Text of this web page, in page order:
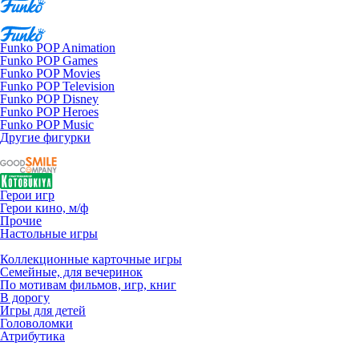
Funko POP Animation
Funko POP Games
Funko POP Movies
Funko POP Television
Funko POP Disney
Funko POP Heroes
Funko POP Music
Другие фигурки
Герои игр
Герои кино, м/ф
Прочие
Настольные игры
Коллекционные карточные игры
Семейные, для вечеринок
По мотивам фильмов, игр, книг
В дорогу
Игры для детей
Головоломки
Атрибутика